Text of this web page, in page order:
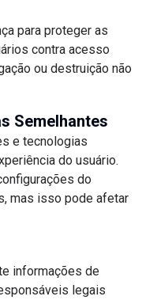
para proteger as
contra acesso
ou destruição não
Semelhantes
e tecnologias
do usuário.
do
mas isso pode afetar
informações de
legais